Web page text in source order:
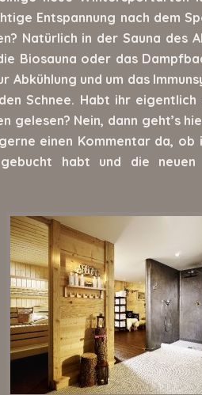
Entspannung nach dem
Natürlich in der Sauna des
Biosauna oder das
Abkühlung und um das
Schnee. Habt ihr
gelesen? Nein, dann geht’s
einen Kommentar da,
habt und die neuen